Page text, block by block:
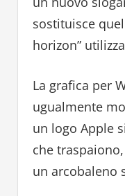
sostituisce
horizon”
La grafica per
ugualmente
un logo Apple
che
un arcobaleno